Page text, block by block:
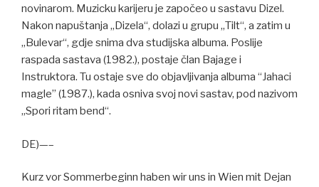
novinarom. Muzicku karijeru je započeo u sastavu Dizel.
Nakon napuštanja „Dizela“, dolazi u grupu „Tilt“, a zatim u
„Bulevar“, gdje snima dva studijska albuma. Poslije
raspada sastava (1982.), postaje član Bajage i
Instruktora. Tu ostaje sve do objavljivanja albuma “Jahaci
magle” (1987.), kada osniva svoj novi sastav, pod nazivom
„Spori ritam bend“.
DE)—–
Kurz vor Sommerbeginn haben wir uns in Wien mit Dejan